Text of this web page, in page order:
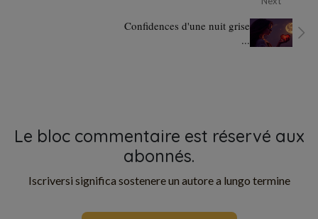
Confidences d'une nuit grise
...
Le bloc commentaire est réservé aux
abonnés.
Iscriversi significa sostenere un autore a lungo termine